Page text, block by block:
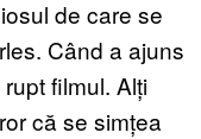
de care se
Când a ajuns
filmul. Alți
că se simțea